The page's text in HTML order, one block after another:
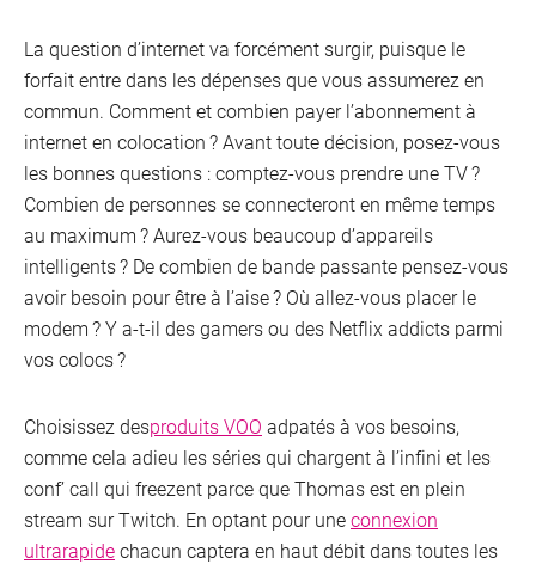
La question d’internet va forcément surgir, puisque le
forfait entre dans les dépenses que vous assumerez en
commun. Comment et combien payer l’abonnement à
internet en colocation ? Avant toute décision, posez-vous
les bonnes questions : comptez-vous prendre une TV ?
Combien de personnes se connecteront en même temps
au maximum ? Aurez-vous beaucoup d’appareils
intelligents ? De combien de bande passante pensez-vous
avoir besoin pour être à l’aise ? Où allez-vous placer le
modem ? Y a-t-il des gamers ou des Netflix addicts parmi
vos colocs ?
Choisissez desproduits VOO adpatés à vos besoins,
comme cela adieu les séries qui chargent à l’infini et les
conf’ call qui freezent parce que Thomas est en plein
stream sur Twitch. En optant pour uneconnexion
ultrarapidechacun captera en haut débit dans toutes les